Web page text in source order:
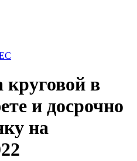
круговой в
и досрочно
на